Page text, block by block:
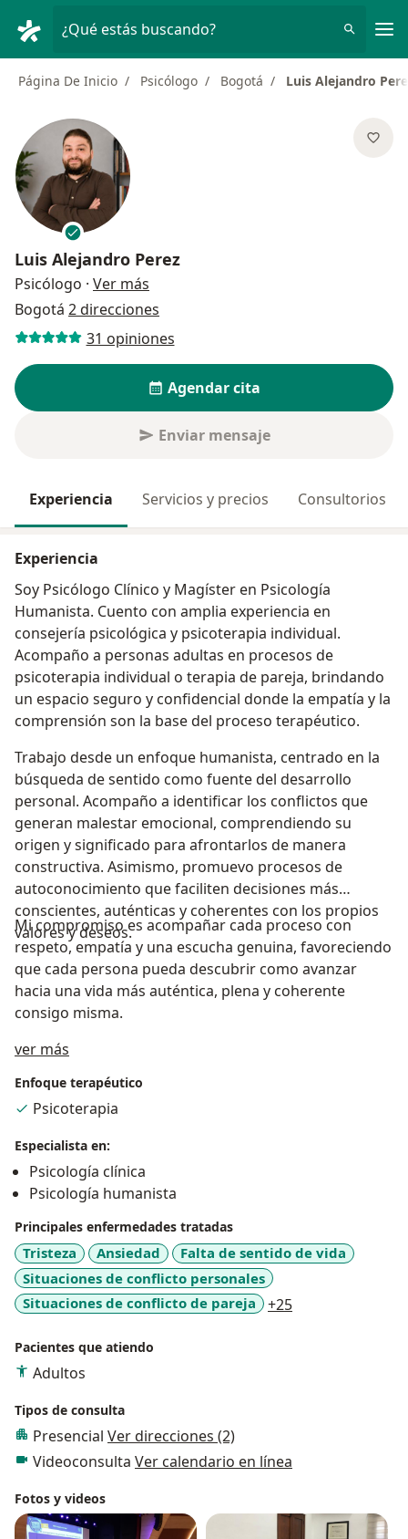
¿Qué estás buscando?
Página De Inicio Psicólogo Bogotá Luis Alejandro
Luis Alejandro Perez
Psicólogo · Ver más
Bogotá 2 direcciones
31 opiniones
Agendar cita
Enviar mensaje
Experiencia Servicios y precios Consultorios
Experiencia
Soy Psicólogo Clínico y Magíster en Psicología
Humanista. Cuento con amplia experiencia en
consejería psicológica y psicoterapia individual.
Acompaño a personas adultas en procesos de
psicoterapia individual o terapia de pareja, brindando
un espacio seguro y confidencial donde la empatía y la
comprensión son la base del proceso terapéutico.
Trabajo desde un enfoque humanista, centrado en la
búsqueda de sentido como fuente del desarrollo
personal. Acompaño a identificar los conflictos que
generan malestar emocional, comprendiendo su
origen y significado para afrontarlos de manera
constructiva. Asimismo, promuevo procesos de
autoconocimiento que faciliten decisiones más
conscientes, auténticas y coherentes con los propios
valores y deseos.
Mi compromiso es acompañar cada proceso con
respeto, empatía y una escucha genuina, favoreciendo
que cada persona pueda descubrir como avanzar
hacia una vida más auténtica, plena y coherente
consigo misma.
ver más
Enfoque terapéutico
Psicoterapia
Especialista en:
Psicología clínica
Psicología humanista
Principales enfermedades tratadas
Tristeza Ansiedad
Falta de sentido de vida
Situaciones de conflicto personales
Situaciones de conflicto de pareja
+25
Pacientes que atiendo
Adultos
Tipos de consulta
Presencial Ver direcciones (2)
Videoconsulta Ver calendario en línea
Fotos y videos